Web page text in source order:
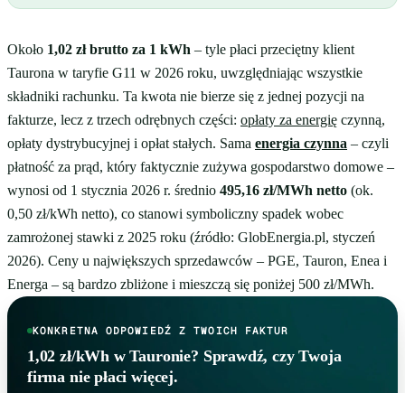
Około 1,02 zł brutto za 1 kWh – tyle płaci przeciętny klient
Taurona w taryfie G11 w 2026 roku, uwzględniając wszystkie
składniki rachunku. Ta kwota nie bierze się z jednej pozycji na
fakturze, lecz z trzech odrębnych części: opłaty za energię czynną,
opłaty dystrybucyjnej i opłat stałych. Sama energia czynna – czyli
płatność za prąd, który faktycznie zużywa gospodarstwo domowe –
wynosi od 1 stycznia 2026 r. średnio 495,16 zł/MWh netto (ok.
0,50 zł/kWh netto), co stanowi symboliczny spadek wobec
zamrożonej stawki z 2025 roku (źródło: GlobEnergia.pl, styczeń
2026). Ceny u największych sprzedawców – PGE, Tauron, Enea i
Energa – są bardzo zbliżone i mieszczą się poniżej 500 zł/MWh.
KONKRETNA ODPOWIEDŹ Z TWOICH FAKTUR
1,02 zł/kWh w Tauronie? Sprawdź, czy Twoja
firma nie płaci więcej.